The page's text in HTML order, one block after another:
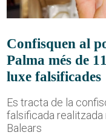
Confisquen al
Palma més de
luxe falsificades
Es tracta de la
falsificada realitzada
Balears